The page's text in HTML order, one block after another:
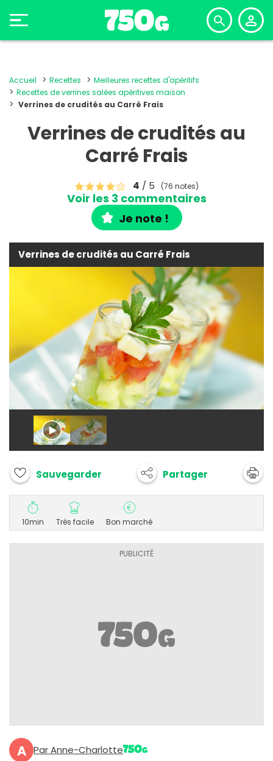
Accueil Recettes
Meilleures recettes d'apéritifs
Recettes de verrines salées apéritives maison
Verrines de crudités au Carré Frais
Verrines de crudités au
Carré Frais
4 / 5 (76 notes)
Voir les 3 commentaires
Je note !
Verrines de crudités au Carré Frais
Sauvegarder Partager
10min Très facile Bon marché
A Par Anne-Charlotte